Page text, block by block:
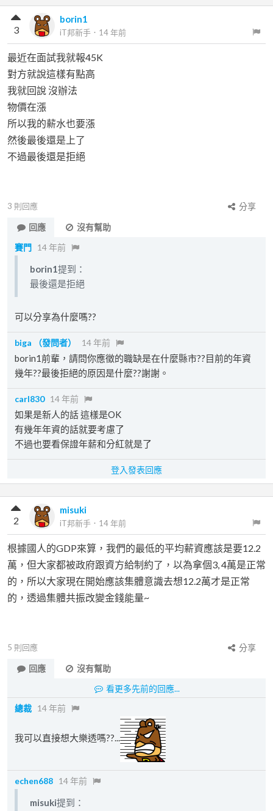
borin1
iT邦新手 ． 14 年前
3
最近在面試我就報45K
對方就說這樣有點高
我就回說 沒辦法
物價在漲
所以我的薪水也要漲
然後最後還是上了
不過最後還是拒絕
3 則回應
分享
回應
沒有幫助
賽門 14 年前
borin1提到：
最後還是拒絕
可以分享為什麼嗎??
biga （發問者） 14 年前
borin1前輩，請問你應徵的職缺是在什麼縣市??目前的年資
幾年??最後拒絕的原因是什麼??謝謝。
carl830 14 年前
如果是新人的話 這樣是OK
有幾年年資的話就要考慮了
不過也要看保證年薪和分紅就是了
登入發表回應
misuki
iT邦新手 ． 14 年前
2
根據國人的GDP來算，我們的最低的平均薪資應該是要12.2
萬，但大家都被政府跟資方給制約了，以為拿個3, 4萬是正常
的，所以大家現在開始應該集體意識去想12.2萬才是正常
的，透過集體共振改變金錢能量~
5 則回應
分享
回應
沒有幫助
看更多先前的回應...
總裁 14 年前
我可以直接想大樂透嗎??...
echen688 14 年前
misuki提到：